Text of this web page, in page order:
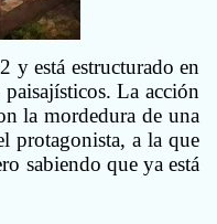
y está estructurado en
paisajísticos. La acción
la mordedura de una
protagonista, a la que
sabiendo que ya está